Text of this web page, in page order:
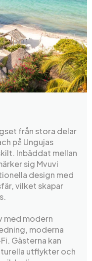
från stora delar
på Ungujas
Inbäddat mellan
sig Mvuvi
design med
vilket skapar
med modern
moderna
Gästerna kan
utflykter och